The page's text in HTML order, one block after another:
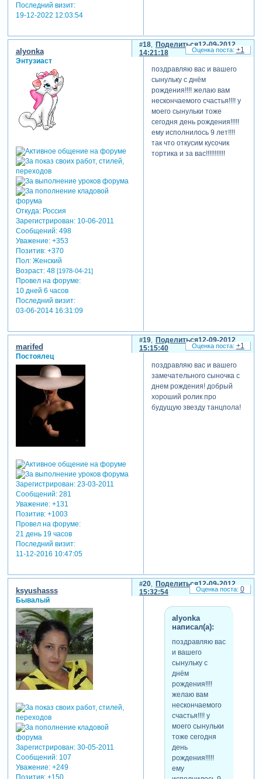
Последний визит:
19-12-2022 12:03:54
Поделиться
18
12-09-2012
14:21:18
alyonka
Энтузиаст
Откуда:Россия
Зарегистрирован: 10-06-2011
Сообщений:498
Уважение: +353
Позитив: +370
Пол:Женский
Возраст:48 [1978-04-21]
Провел на форуме:
10 дней 6 часов
Последний визит:
03-06-2014 16:31:09
поздравляю вас и вашего
сынульку с днём
рождения!!!! желаю вам
нескончаемого счастья!!!! у
моего сынульки тоже
сегодня день рождения!!!!!
ему исполнилось 9 лет!!!!
так что откусим кусочик
тортика и за вас!!!!!!!!!!!
+1
Поделиться
19
12-09-2012
15:15:40
marifed
Постоялец
Зарегистрирован: 23-03-2011
Сообщений:281
Уважение: +131
Позитив: +1003
Провел на форуме:
21 день 19 часов
Последний визит:
11-12-2016 10:47:05
поздравляю вас и вашего
замечательного сыночка с
днем рождения! добрый
хороший ролик про
будущую звезду танцпола!
+1
Поделиться
20
12-09-2012
15:32:54
ksyushasss
Бывалый
Зарегистрирован: 30-05-2011
Сообщений:107
Уважение: +249
alyonka
написал(а):
поздравляю вас
и вашего
сынульку с
днём
рождения!!!!
желаю вам
нескончаемого
счастья!!!! у
моего сынульки
тоже сегодня
день
рождения!!!!!
ему
0